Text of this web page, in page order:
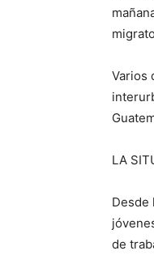
Varios
LA
Desde
de